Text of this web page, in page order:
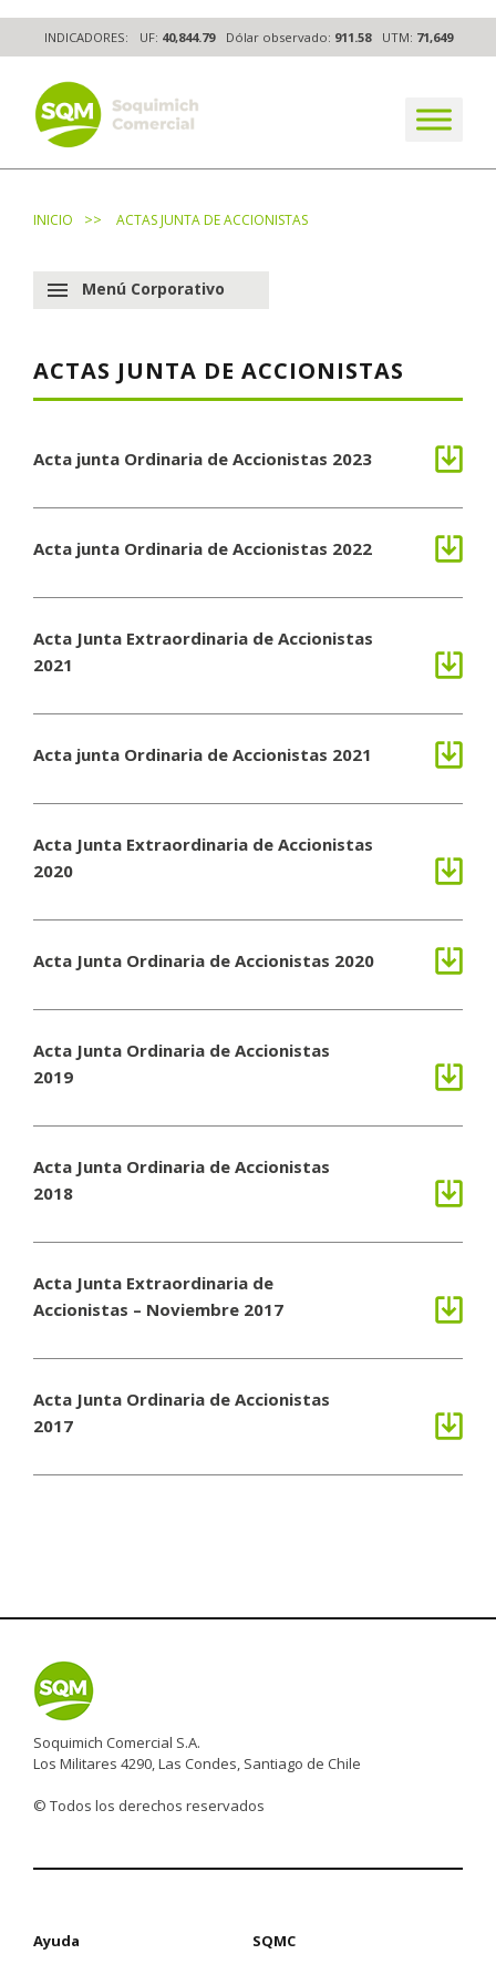
to
content
INDICADORES: UF: 40,844.79 Dólar observado: 911.58 UTM: 71,649
The worldwide business formula
INICIO >> ACTAS JUNTA DE ACCIONISTAS
menu Menú Corporativo
ACTAS JUNTA DE ACCIONISTAS
Acta junta Ordinaria de Accionistas 2023
Acta junta Ordinaria de Accionistas 2022
Acta Junta Extraordinaria de Accionistas
2021
Acta junta Ordinaria de Accionistas 2021
Acta Junta Extraordinaria de Accionistas
2020
Acta Junta Ordinaria de Accionistas 2020
Acta Junta Ordinaria de Accionistas
2019
Acta Junta Ordinaria de Accionistas
2018
Acta Junta Extraordinaria de
Accionistas – Noviembre 2017
Acta Junta Ordinaria de Accionistas
2017
Soquimich Comercial S.A.
Los Militares 4290, Las Condes, Santiago de Chile
© Todos los derechos reservados
Ayuda SQMC